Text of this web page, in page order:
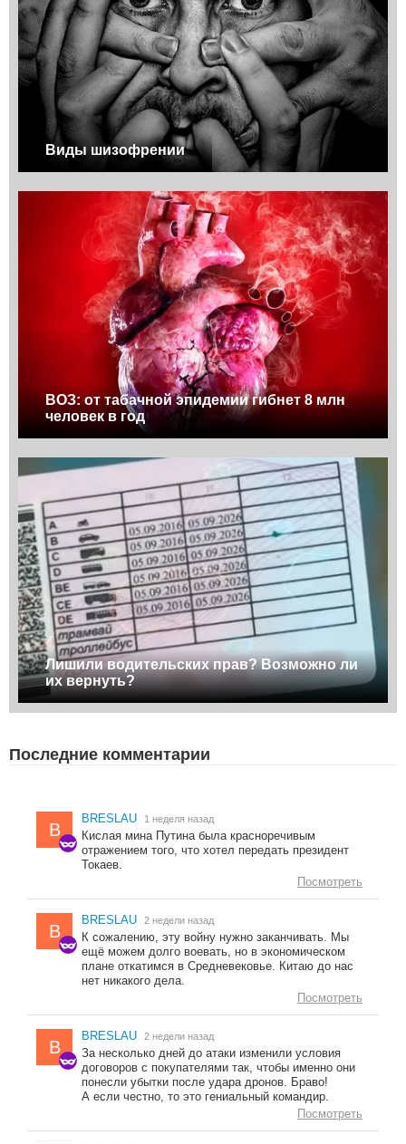
Виды шизофрении
ВОЗ: от табачной эпидемии гибнет 8 млн
человек в год
Лишили водительских прав? Возможно ли
их вернуть?
Последние комментарии
B
BRESLAU 1 неделя назад
Кислая мина Путина была красноречивым
отражением того, что хотел передать президент
Токаев.
Посмотреть
B
BRESLAU 2 недели назад
К сожалению, эту войну нужно заканчивать. Мы
ещё можем долго воевать, но в экономическом
плане откатимся в Средневековье. Китаю до нас
нет никакого дела.
Посмотреть
B
BRESLAU 2 недели назад
За несколько дней до атаки изменили условия
договоров с покупателями так, чтобы именно они
понесли убытки после удара дронов. Браво!
А если честно, то это гениальный командир.
Посмотреть